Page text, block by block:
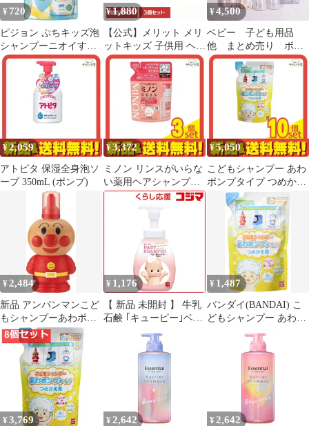
¥ 720
ピジョン ぷちキッズ泡
シャンプーニオイすっ
きり 詰めかえ用 240ml
シャボンの香り
¥1,880
【公式】メリット メリ
ットキッズ 子供用 ヘア
ケア 【3個セット】メ
リットキッズ つめかえ
用 メリット (B)
¥4,500
ベビー 子ども用品
他 まとめ売り ボデ
ィウォッシュ 柔軟
剤 うがい薬 歯磨き
¥2,059
アトピタ 保湿全身泡ソ
ープ 350mL (ポンプ)
¥3,372
ミノン リンスがいらな
い薬用ヘアシャンプー
forキッズ 泡タイプ 詰
め替え用 320mL 3個セ
ット まとめ売り
¥5,050
こどもシャンプー あわ
ポンプタイプ つめかえ
用 200mL 10個セット
まとめ売り
¥2,484
新品 アンパンマンこど
もシャンプーあわポン
プタイプ
¥ 1,176
【 新品 未開封 】 牛乳
石鹸 ｢キューピー｣ベビ
ーシャンプー 泡タイプ
ポンプ (350ml)〔ベビー
ソープ〕 未使用 送料無
¥ 1,487
バンダイ(BANDAI) こ
どもシャンプー あわポ
ンプタイプ つめかえ用
¥ 3,769 ¥ 2,642 ¥ 2,642